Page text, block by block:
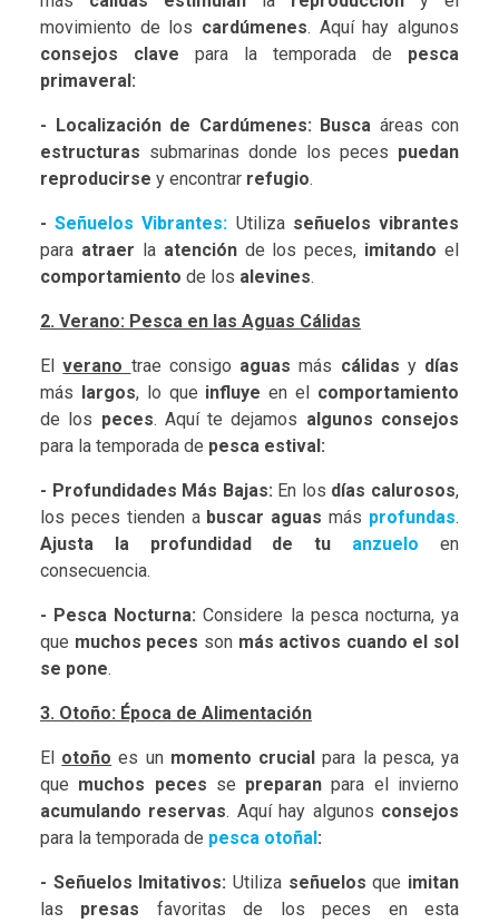
movimiento de los cardúmenes. Aquí hay algunos
consejos clave para la temporada de pesca
primaveral:
- Localización de Cardúmenes: Busca áreas con
estructuras submarinas donde los peces puedan
reproducirse y encontrar refugio.
-Señuelos Vibrantes: Utiliza señuelos vibrantes
para atraer la atención de los peces, imitando el
comportamiento de los alevines.
2. Verano: Pesca en las Aguas Cálidas
Elverano trae consigo aguasmás cálidas y días
más largos, lo que influyeen el comportamiento
de los peces. Aquí te dejamos algunos consejos
para la temporada de pesca estival:
- Profundidades Más Bajas: En los días calurosos,
los peces tienden a buscar aguasmás profundas.
Ajusta la profundidad de tu anzuelo
en
consecuencia.
- Pesca Nocturna: Considere la pesca nocturna, ya
que muchos peces son más activos cuando el sol
se pone.
3. Otoño: Época de Alimentación
El otoño es un momento crucial para la pesca, ya
que muchos peces se preparanpara el invierno
acumulando reservas. Aquí hay algunos consejos
para la temporada de pesca otoñal:
- Señuelos Imitativos: Utiliza señuelosque imitan
las presas favoritas de los peces en esta